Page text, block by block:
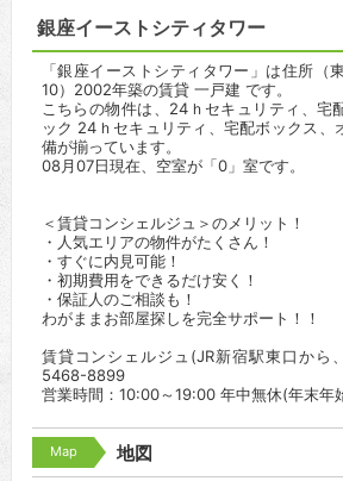
銀座イーストシティタワー
「銀座イーストシティタワー」は住所（
10）2002年築の賃貸 一戸建 です。
こちらの物件は、24ｈセキュリティ、宅
ック 24ｈセキュリティ、宅配ボックス、
備が揃っています。
08月07日現在、空室が「0」室です。
＜賃貸コンシェルジュ＞のメリット！
・人気エリアの物件がたくさん！
・すぐに内見可能！
・初期費用をできるだけ安く！
・保証人のご相談も！
わがままお部屋探しを完全サポート！！
賃貸コンシェルジュ(JR新宿駅東口から
5468-8899
営業時間：10:00～19:00 年中無休(年末年
Map 地図